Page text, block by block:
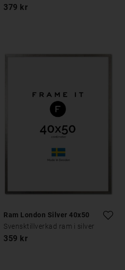
379 kr
Ram London Silver 40x50
Svensktillverkad ram i silver
359 kr